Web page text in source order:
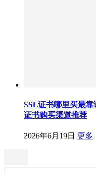
SSL证书哪里买最靠
证书购买渠道推荐
2026年6月19日 更多